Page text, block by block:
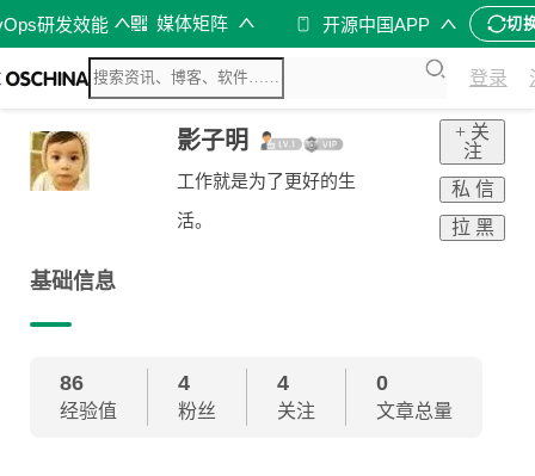
研发效能 媒体矩阵 开源中国APP 切
登录
影子明
工作就是为了更好的生
活。
+ 关
注
私 信
拉 黑
基础信息
86
经验值
4
粉丝
4
关注
0
文章总量